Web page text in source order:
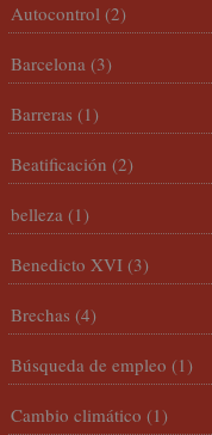
Autocontrol (2)
Barcelona (3)
Barreras (1)
Beatificación (2)
belleza (1)
Benedicto XVI (3)
Brechas (4)
Búsqueda de empleo (1)
Cambio climático (1)